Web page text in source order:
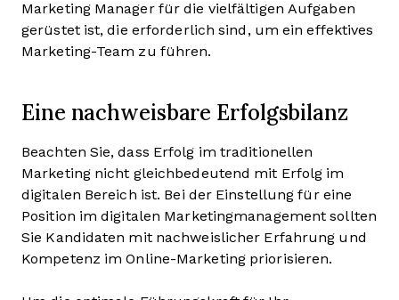
Marketing Manager für die vielfältigen Aufgaben
gerüstet ist, die erforderlich sind, um ein effektives
Marketing-Team zu führen.
Eine nachweisbare Erfolgsbilanz
Beachten Sie, dass Erfolg im traditionellen
Marketing nicht gleichbedeutend mit Erfolg im
digitalen Bereich ist. Bei der Einstellung für eine
Position im digitalen Marketingmanagement sollten
Sie Kandidaten mit nachweislicher Erfahrung und
Kompetenz im Online-Marketing priorisieren.